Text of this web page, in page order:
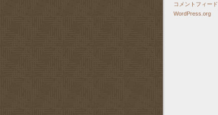
コメントフィード
WordPress.org